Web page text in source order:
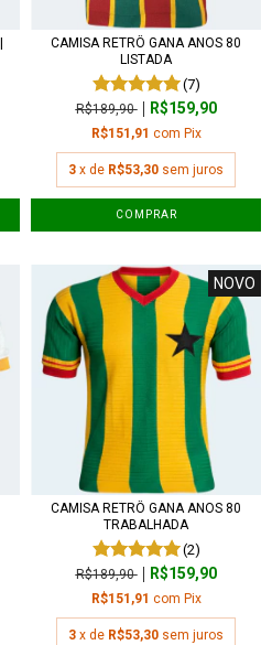
CAMISA RETRÔ GANA ANOS 80
LISTADA
(7)
R$189,90 R$159,90
R$151,91 com Pix
3 x de R$53,30 sem juros
COMPRAR
NOVO
CAMISA RETRÔ GANA ANOS 80
TRABALHADA
(2)
R$189,90 R$159,90
R$151,91 com Pix
3 x de R$53,30 sem juros